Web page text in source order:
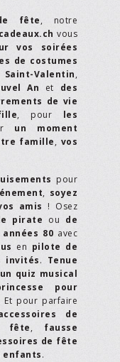
fête, notre
vous
vos soirées
de costumes
Saint-Valentin,
An et des
de vie
, pour les
un moment
famille, vos
pour
, soyez
amis ! Osez
pirate ou de
80 avec
en pilote de
invités. Tenue
un quiz musical
pour
Et pour parfaire
de
fête, fausse
de fête
enfants.